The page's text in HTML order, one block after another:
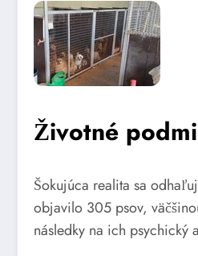
Životné
Šokujúca realita sa
objavilo 305 psov,
následky na ich psychický